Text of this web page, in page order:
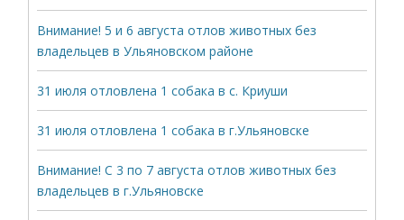
Внимание! 5 и 6 августа отлов животных без
владельцев в Ульяновском районе
31 июля отловлена 1 собака в с. Криуши
31 июля отловлена 1 собака в г.Ульяновске
Внимание! С 3 по 7 августа отлов животных без
владельцев в г.Ульяновске